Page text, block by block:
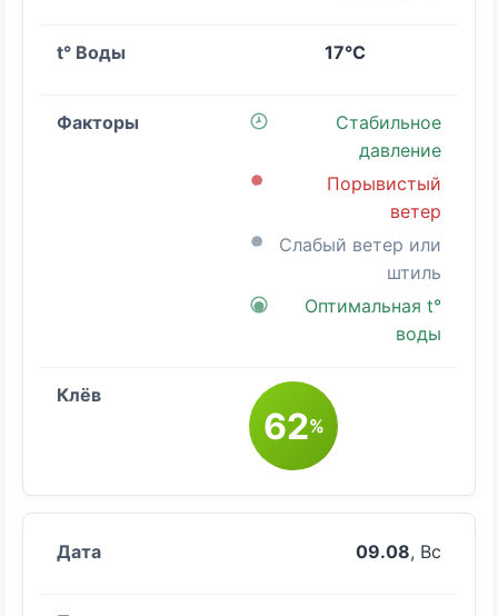
17°C
Стабильное
давление
Порывистый
ветер
Слабый ветер или
штиль
Оптимальная t°
воды
62%
09.08, Вс